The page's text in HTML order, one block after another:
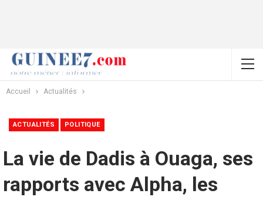
Accueil Actualités
ACTUALITÉS POLITIQUE
La vie de Dadis à Ouaga, ses
rapports avec Alpha, les